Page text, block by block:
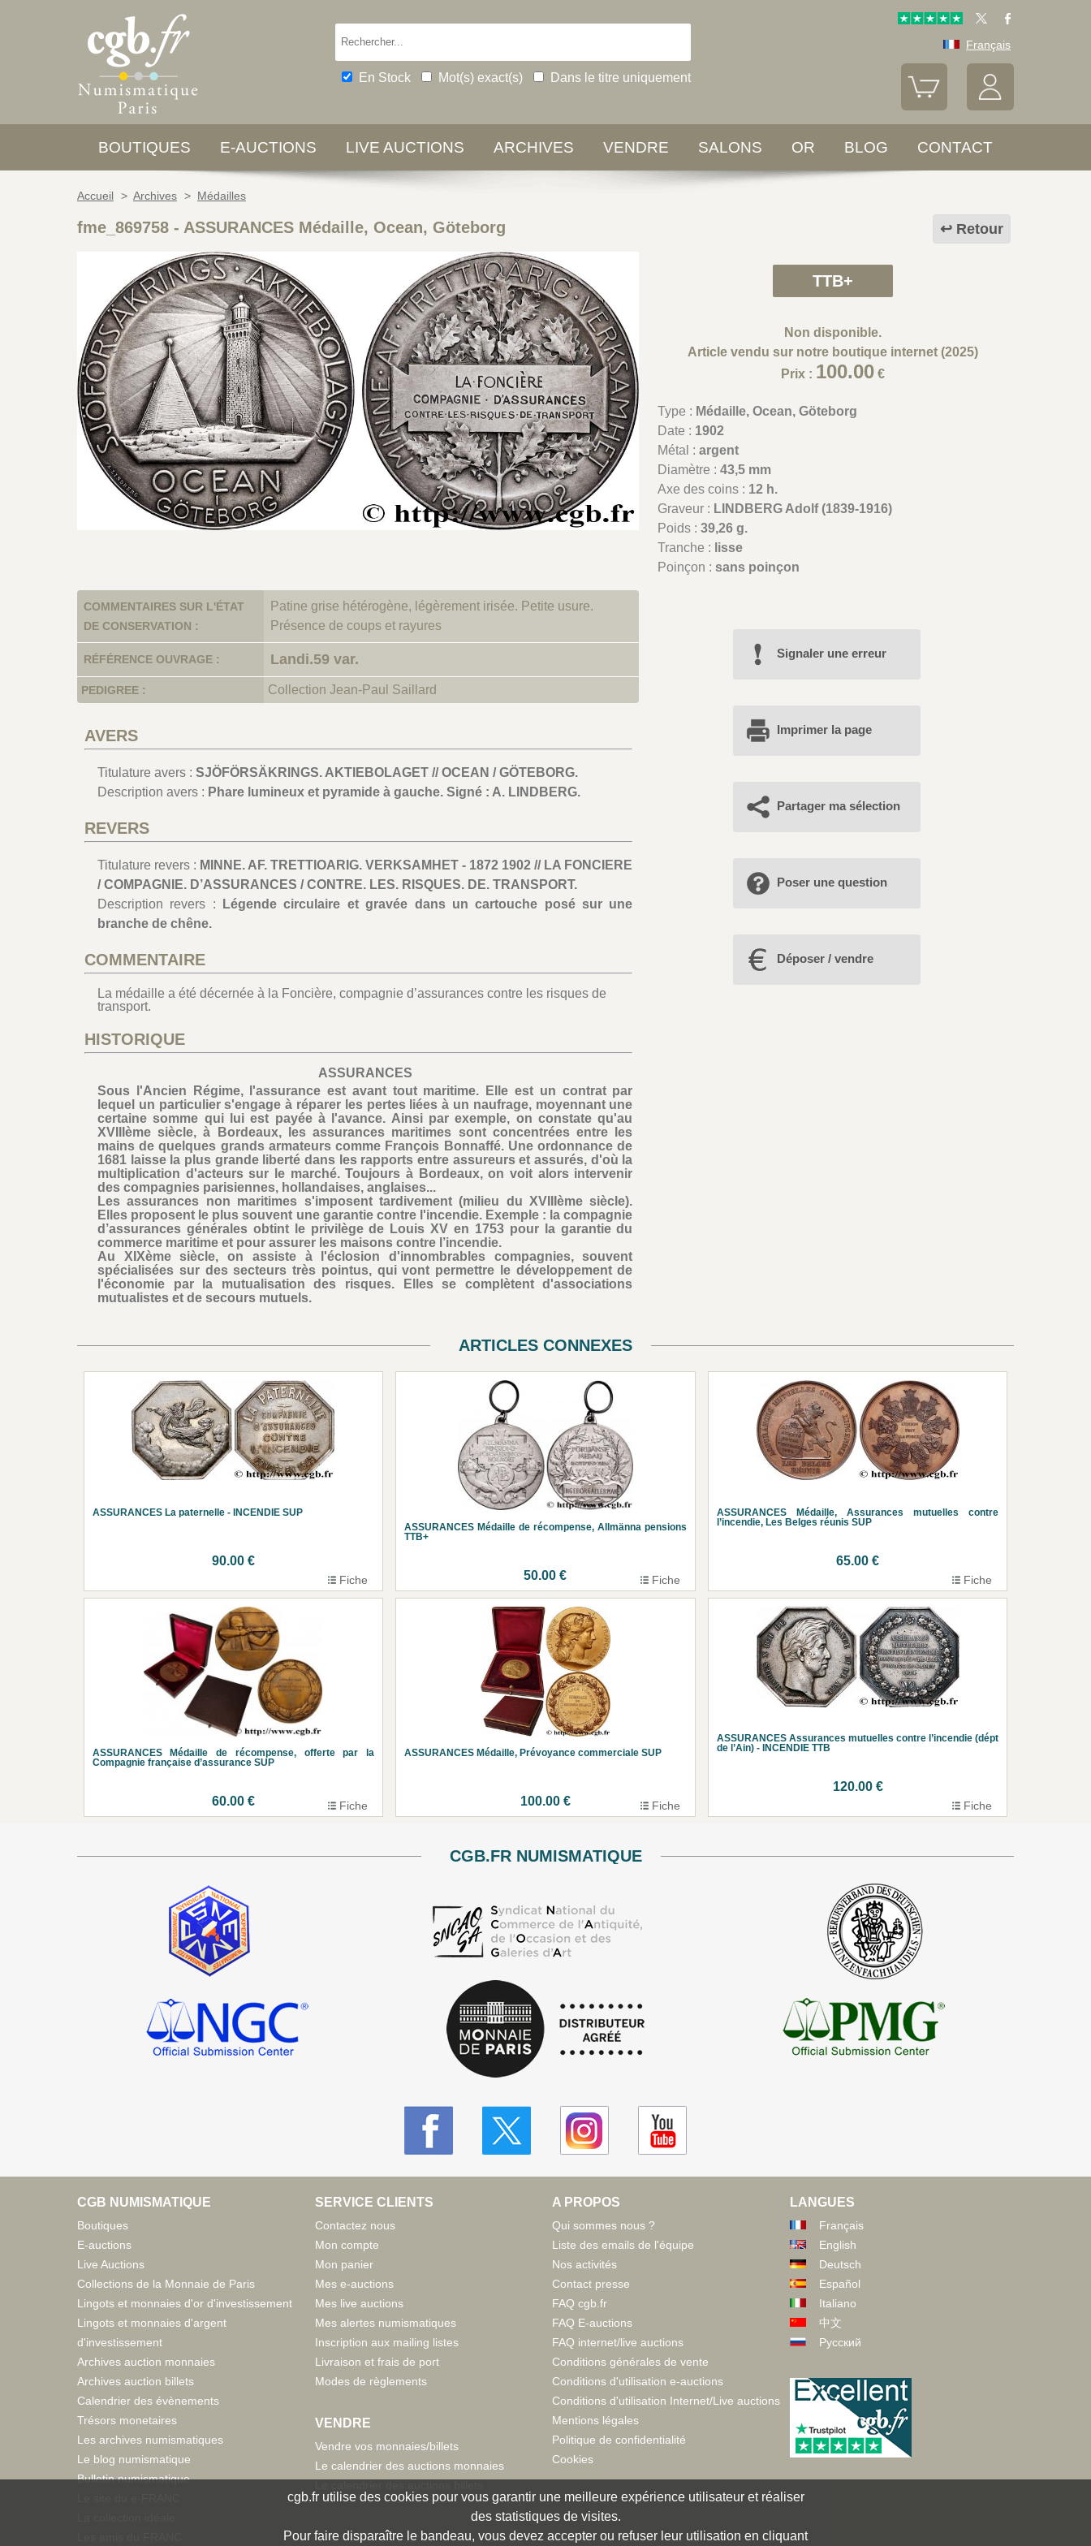
En Stock Mot(s) exact(s) Dans le titre uniquement
Français
BOUTIQUES E-AUCTIONS LIVE AUCTIONS ARCHIVES VENDRE SALONS OR BLOG CONTACT
Accueil > Archives > Médailles
Retour
fme_869758 - ASSURANCES Médaille, Ocean, Göteborg
TTB+
Non disponible.
Article vendu sur notre boutique internet (2025)
Prix : 100.00 €
Type : Médaille, Ocean, Göteborg
Date : 1902
Métal :argent
Diamètre :43,5 mm
Axe des coins : 12 h.
Graveur : LINDBERG Adolf (1839-1916)
Poids :39,26 g.
Tranche : lisse
Poinçon :sans poinçon
COMMENTAIRES SUR L'ÉTAT
DE CONSERVATION :
Patine grise hétérogène, légèrement irisée. Petite usure.
Présence de coups et rayures
RÉFÉRENCE OUVRAGE : Landi.59 var.
PEDIGREE : Collection Jean-Paul Saillard
AVERS
Titulature avers : SJÖFÖRSÄKRINGS. AKTIEBOLAGET // OCEAN / GÖTEBORG.
Description avers : Phare lumineux et pyramide à gauche. Signé : A. LINDBERG.
REVERS
Titulature revers : MINNE. AF. TRETTIOARIG. VERKSAMHET - 1872 1902 // LA FONCIERE
/ COMPAGNIE. D’ASSURANCES / CONTRE. LES. RISQUES. DE. TRANSPORT.
Description revers :
Légende circulaire et gravée dans un cartouche posé sur une
branche de chêne.
COMMENTAIRE
La médaille a été décernée à la Foncière, compagnie d’assurances contre les risques de
transport.
HISTORIQUE
ASSURANCES
Sous l'Ancien Régime, l'assurance est avant tout maritime. Elle est un contrat par
lequel un particulier s'engage à réparer les pertes liées à un naufrage, moyennant une
certaine somme qui lui est payée à l'avance. Ainsi par exemple, on constate qu'au
XVIIIème siècle, à Bordeaux, les assurances maritimes sont concentrées entre les
mains de quelques grands armateurs comme François Bonnaffé. Une ordonnance de
1681 laisse la plus grande liberté dans les rapports entre assureurs et assurés, d'où la
multiplication d'acteurs sur le marché. Toujours à Bordeaux, on voit alors intervenir
des compagnies parisiennes, hollandaises, anglaises...
Les assurances non maritimes s'imposent tardivement (milieu du XVIIIème siècle).
Elles proposent le plus souvent une garantie contre l'incendie. Exemple : la compagnie
d’assurances générales obtint le privilège de Louis XV en 1753 pour la garantie du
commerce maritime et pour assurer les maisons contre l’incendie.
Au XIXème siècle, on assiste à l'éclosion d'innombrables compagnies, souvent
spécialisées sur des secteurs très pointus, qui vont permettre le développement de
l'économie par la mutualisation des risques. Elles se complètent d'associations
mutualistes et de secours mutuels.
Signaler une erreur
Imprimer la page
Partager ma sélection
Poser une question
Déposer / vendre
ARTICLES CONNEXES
ASSURANCES La paternelle - INCENDIE SUP
90.00 €
Fiche
ASSURANCES Médaille de récompense, Allmänna pensions
TTB+
50.00 € Fiche
ASSURANCES Médaille, Assurances mutuelles contre
l’incendie, Les Belges réunis SUP
65.00 €
Fiche
ASSURANCES Médaille de récompense, offerte par la
Compagnie française d’assurance SUP
60.00 € Fiche
ASSURANCES Médaille, Prévoyance commerciale SUP
100.00 € Fiche
ASSURANCES Assurances mutuelles contre l’incendie (dépt
de l’Ain) - INCENDIE TTB
120.00 €
Fiche
CGB.FR NUMISMATIQUE
CGB NUMISMATIQUE
Boutiques
E-auctions
Live Auctions
Collections de la Monnaie de Paris
Lingots et monnaies d'or d'investissement
Lingots et monnaies d'argent
d'investissement
Archives auction monnaies
Archives auction billets
Calendrier des évènements
Trésors monetaires
Les archives numismatiques
Le blog numismatique
Bulletin numismatique
SERVICE CLIENTS
Contactez nous
Mon compte
Mon panier
Mes e-auctions
Mes live auctions
Mes alertes numismatiques
Inscription aux mailing listes
Livraison et frais de port
Modes de règlements
VENDRE
Vendre vos monnaies/billets
Le calendrier des auctions monnaies
A PROPOS
Qui sommes nous ?
Liste des emails de l'équipe
Nos activités
Contact presse
FAQ cgb.fr
FAQ E-auctions
FAQ internet/live auctions
Conditions générales de vente
Conditions d'utilisation e-auctions
Conditions d'utilisation Internet/Live auctions
Mentions légales
Politique de confidentialité
Cookies
LANGUES
Français
English
Deutsch
Español
Italiano
中文
Русский
cgb.fr utilise des cookies pour vous garantir une meilleure expérience utilisateur et réaliser
des statistiques de visites.
Pour faire disparaître le bandeau, vous devez accepter ou refuser leur utilisation en cliquant